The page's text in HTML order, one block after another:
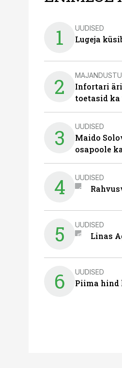
1 UUDISED
Lugeja
2
Infortari
toetasid
3 UUDISED
Maido
osapoole
4 UUDISED
5 UUDISED
Linas
6 UUDISED
Piima hind